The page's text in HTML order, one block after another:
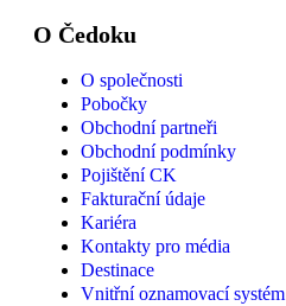
O Čedoku
O společnosti
Pobočky
Obchodní partneři
Obchodní podmínky
Pojištění CK
Fakturační údaje
Kariéra
Kontakty pro média
Destinace
Vnitřní oznamovací systém